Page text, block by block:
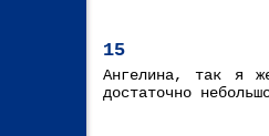
15
Ангелина, так я
достаточно